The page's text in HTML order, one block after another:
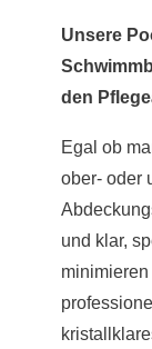
Unsere
den
Egal ob
ober- oder
und klar,